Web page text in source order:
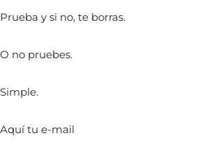
Prueba y si no, te borras.
O no pruebes.
Simple.
Aquí tu e-mail